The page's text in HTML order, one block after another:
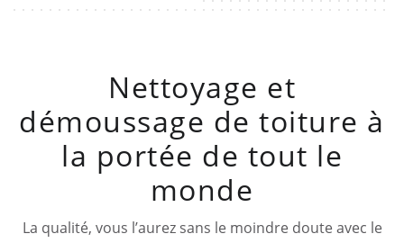
Nettoyage et
démoussage de toiture à
la portée de tout le
monde
La qualité, vous l’aurez sans le moindre doute avec le